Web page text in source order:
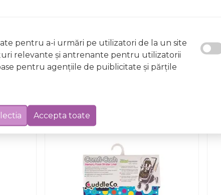
Nu există întrebări
pentru a-i urmări pe utilizatori de la un site
relevante şi antrenante pentru utilizatorii
pentru agenţiile de puiblicitate şi părţile
Accepta toate